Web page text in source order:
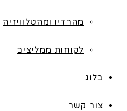
מהרדיו ומהטלוויזיה
לקוחות ממליצים
בלוג
צור קשר